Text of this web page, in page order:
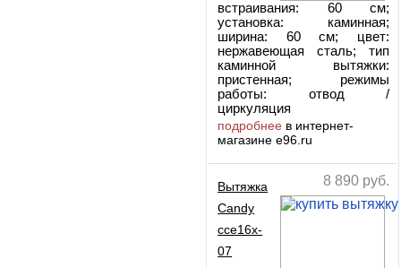
встраивания: 60 см;
установка: каминная;
ширина: 60 см; цвет:
нержавеющая сталь; тип
каминной вытяжки:
пристенная; режимы
работы: отвод /
циркуляция
подробнее в интернет-
магазине e96.ru
8 890 руб.
Вытяжка
Candy
cce16x-
07